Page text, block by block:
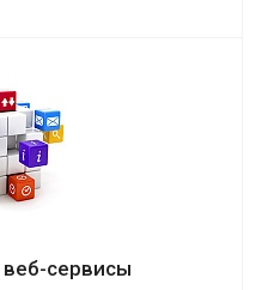
сервисы